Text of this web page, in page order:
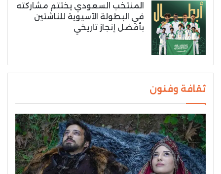
المنتخب السعودي يختتم مشاركته
في البطولة الآسيوية للناشئين
بأفضل إنجاز تاريخي
ثقافة وفنون